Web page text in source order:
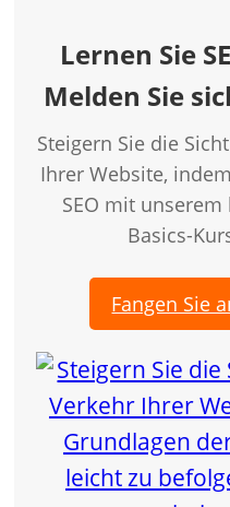
Lernen Sie
Melden Sie
Steigern Sie die
Ihrer Website,
SEO mit
Basics-
Fangen Sie